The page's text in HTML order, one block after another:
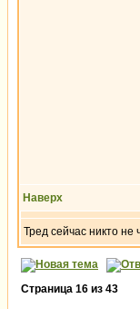
Наверх
Тред сейчас никто не
Страница 16 из 43